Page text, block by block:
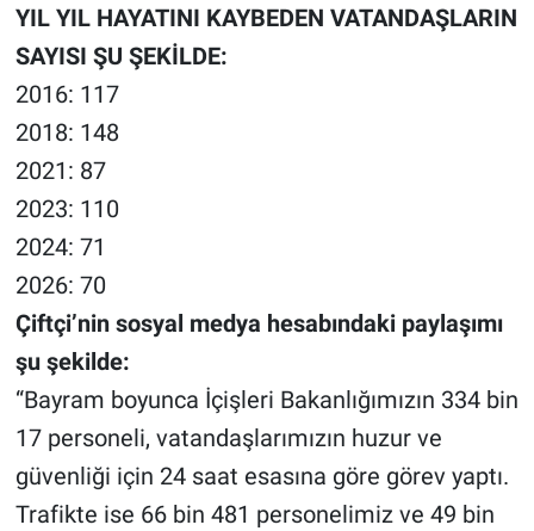
YIL YIL HAYATINI KAYBEDEN VATANDAŞLARIN
SAYISI ŞU ŞEKİLDE:
2016: 117
2018: 148
2021: 87
2023: 110
2024: 71
2026: 70
Çiftçi’nin sosyal medya hesabındaki paylaşımı
şu şekilde:
“Bayram boyunca İçişleri Bakanlığımızın 334 bin
17 personeli, vatandaşlarımızın huzur ve
güvenliği için 24 saat esasına göre görev yaptı.
Trafikte ise 66 bin 481 personelimiz ve 49 bin